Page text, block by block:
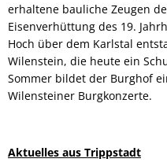
erhaltene bauliche Zeugen
Eisenverhüttung des 19.
Hoch über dem Karlstal
Wilenstein, die heute ein
Sommer bildet der Burghof
Wilensteiner Burgkonzerte.
Aktuelles aus Trippstadt